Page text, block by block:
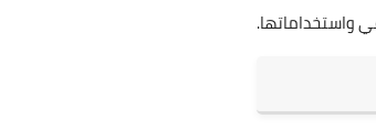
واستخداماتها.